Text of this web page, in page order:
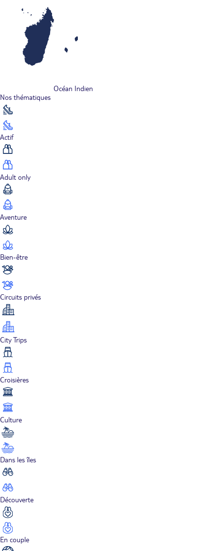
Océan Indien
Nos thématiques
Actif
Adult only
Aventure
Bien-être
Circuits privés
City Trips
Croisières
Culture
Dans les îles
Découverte
En couple